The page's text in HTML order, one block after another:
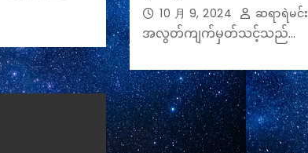
10 月 9, 2024 ဆရာရဲမင်း
အလွတ်ကျက်မှတ်သင့်သည်…